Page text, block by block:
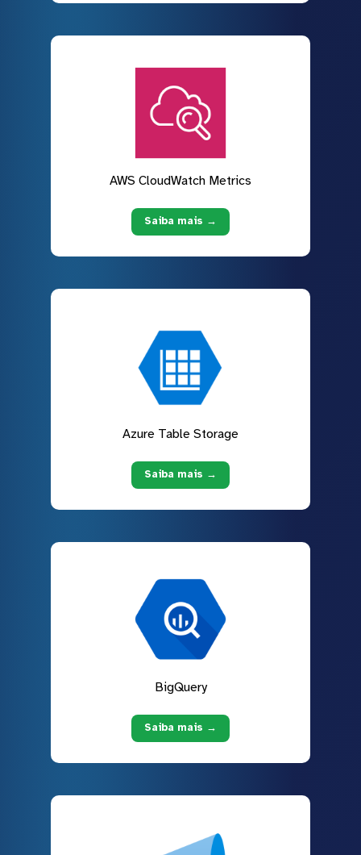
AWS CloudWatch Metrics
Saiba mais →
Azure Table Storage
Saiba mais →
BigQuery
Saiba mais →